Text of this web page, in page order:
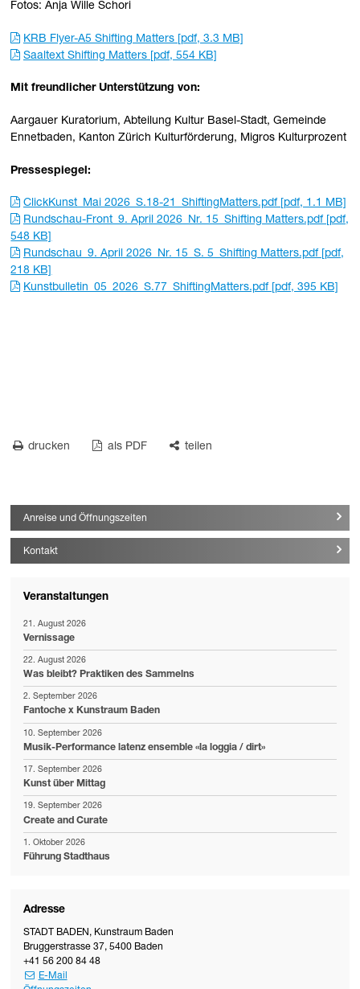
Fotos: Anja Wille Schori
KRB Flyer-A5 Shifting Matters [pdf, 3.3 MB]
Saaltext Shifting Matters [pdf, 554 KB]
Mit freundlicher Unterstützung von:
Aargauer Kuratorium, Abteilung Kultur Basel-Stadt, Gemeinde
Ennetbaden, Kanton Zürich Kulturförderung, Migros Kulturprozent
Pressespiegel:
ClickKunst_Mai 2026_S.18-21_ShiftingMatters.pdf [pdf, 1.1 MB]
Rundschau-Front_9. April 2026_Nr. 15_Shifting Matters.pdf [pdf,
548 KB]
Rundschau_9. April 2026_Nr. 15_S. 5_Shifting Matters.pdf [pdf,
218 KB]
Kunstbulletin_05_2026_S.77_ShiftingMatters.pdf [pdf, 395 KB]
drucken als PDF teilen
Anreise und Öffnungszeiten
Kontakt
Veranstaltungen
21. August 2026
Vernissage
22. August 2026
Was bleibt? Praktiken des Sammelns
2. September 2026
Fantoche x Kunstraum Baden
10. September 2026
Musik-Performance latenz ensemble «la loggia / dirt»
17. September 2026
Kunst über Mittag
19. September 2026
Create and Curate
1. Oktober 2026
Führung Stadthaus
Adresse
STADT BADEN, Kunstraum Baden
Bruggerstrasse 37, 5400 Baden
+41 56 200 84 48
E-Mail